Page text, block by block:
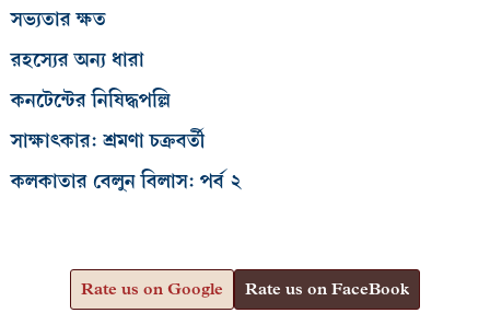
সভ্যতার ক্ষত
রহস্যের অন্য ধারা
কনটেন্টের নিষিদ্ধপল্লি
সাক্ষাৎকার: শ্রমণা চক্রবর্তী
কলকাতার বেলুন বিলাস: পর্ব ২
Rate us on Google Rate us on FaceBook